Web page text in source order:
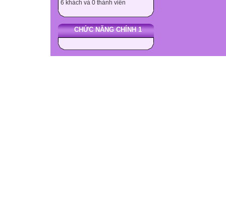
6 khách và 0 thành viên
CHỨC NĂNG CHÍNH 1